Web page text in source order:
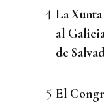
La
al
de
El